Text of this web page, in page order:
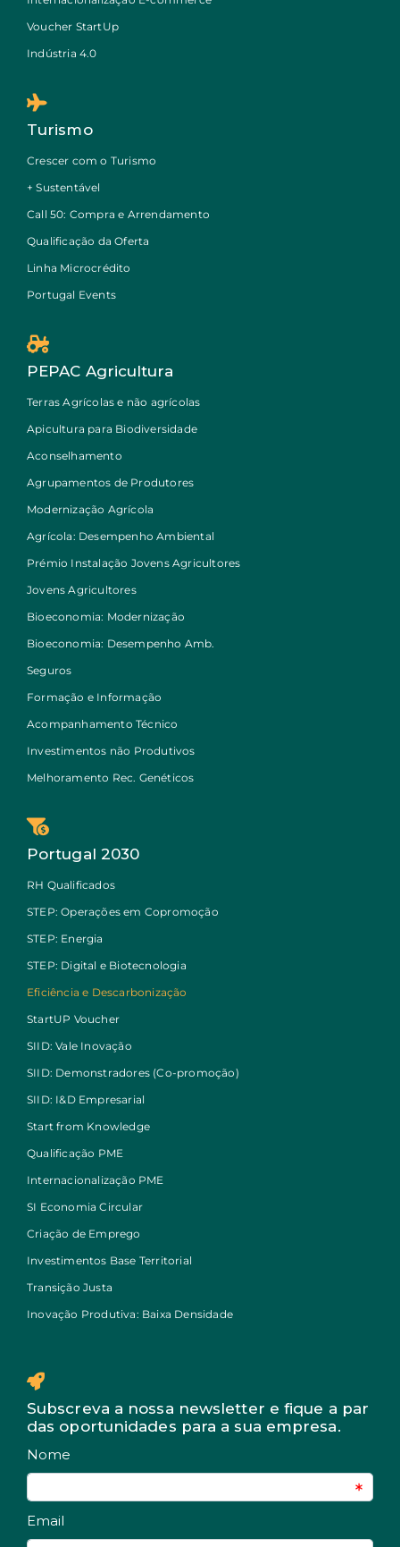
Voucher StartUp
Indústria 4.0
Turismo
Crescer com o Turismo
+ Sustentável
Call 50: Compra e Arrendamento
Qualificação da Oferta
Linha Microcrédito
Portugal Events
PEPAC Agricultura
Terras Agrícolas e não agrícolas
Apicultura para Biodiversidade
Aconselhamento
Agrupamentos de Produtores
Modernização Agrícola
Agrícola: Desempenho Ambiental
Prémio Instalação Jovens Agricultores
Jovens Agricultores
Bioeconomia: Modernização
Bioeconomia: Desempenho Amb.
Seguros
Formação e Informação
Acompanhamento Técnico
Investimentos não Produtivos
Melhoramento Rec. Genéticos
Portugal 2030
RH Qualificados
STEP: Operações em Copromoção
STEP: Energia
STEP: Digital e Biotecnologia
Eficiência e Descarbonização
StartUP Voucher
SIID: Vale Inovação
SIID: Demonstradores (Co-promoção)
SIID: I&D Empresarial
Start from Knowledge
Qualificação PME
Internacionalização PME
SI Economia Circular
Criação de Emprego
Investimentos Base Territorial
Transição Justa
Inovação Produtiva: Baixa Densidade
Subscreva a nossa newsletter e fique a par
das oportunidades para a sua empresa.